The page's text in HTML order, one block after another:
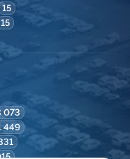
15
15
073
449